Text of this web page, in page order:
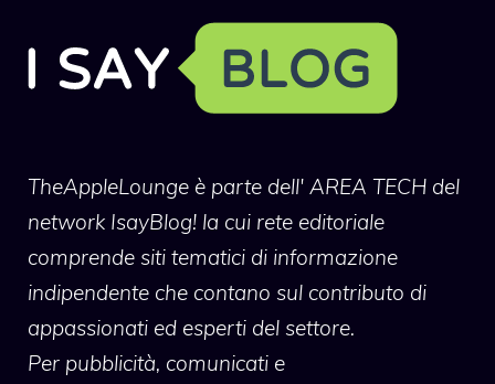
TheAppleLounge è parte dell' AREA TECH del
network IsayBlog! la cui rete editoriale
comprende siti tematici di informazione
indipendente che contano sul contributo di
appassionati ed esperti del settore.
Per pubblicità, comunicati e